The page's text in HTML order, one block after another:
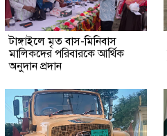
টাঙ্গাইলে মৃত বাস-মিনিবাস
মালিকদের পরিবারকে আর্থিক
অনুদান প্রদান